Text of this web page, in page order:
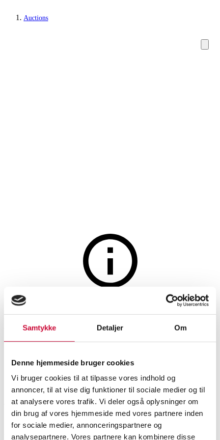
Samtykke Detaljer Om
Denne hjemmeside bruger cookies
Vi bruger cookies til at tilpasse vores indhold og
annoncer, til at vise dig funktioner til sociale medier og til
at analysere vores trafik. Vi deler også oplysninger om
din brug af vores hjemmeside med vores partnere inden
for sociale medier, annonceringspartnere og
analysepartnere. Vores partnere kan kombinere disse
Auctions
Coffee tables, occasional tables
Handcrafted. Coffee table -
Granite
SHOWROOM
Roskilde
ESTIMATE
DKK 7,400
ITEM NUMBER
6525493
Brand new item VAT lot